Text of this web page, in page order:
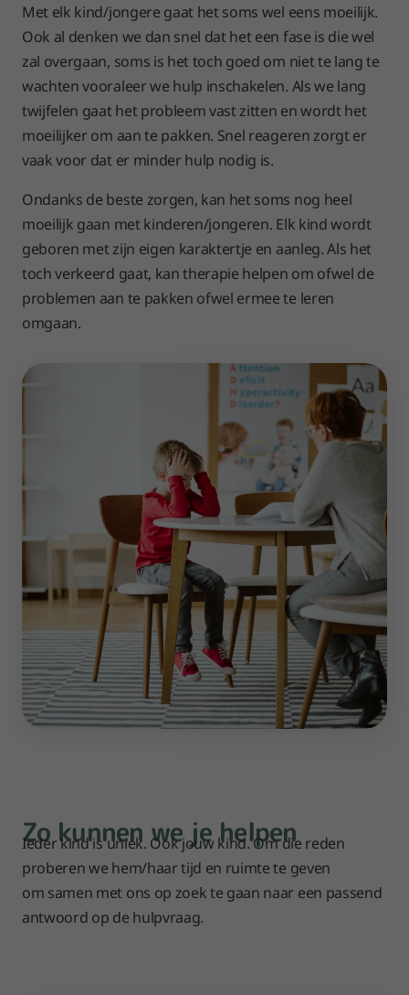
Met elk kind/jongere gaat het soms wel eens moeilijk.
Ook al denken we dan snel dat het een fase is die wel
zal overgaan, soms is het toch goed om niet te lang te
wachten vooraleer we hulp inschakelen. Als we lang
twijfelen gaat het probleem vast zitten en wordt het
moeilijker om aan te pakken. Snel reageren zorgt er
vaak voor dat er minder hulp nodig is.
Ondanks de beste zorgen, kan het soms nog heel
moeilijk gaan met kinderen/jongeren. Elk kind wordt
geboren met zijn eigen karaktertje en aanleg. Als het
toch verkeerd gaat, kan therapie helpen om ofwel de
problemen aan te pakken ofwel ermee te leren
omgaan.
Zo kunnen we je helpen
Ieder kind is uniek. Ook jouw kind. Om die reden
proberen we hem/haar tijd en ruimte te geven
om samen met ons op zoek te gaan naar een passend
antwoord op de hulpvraag.